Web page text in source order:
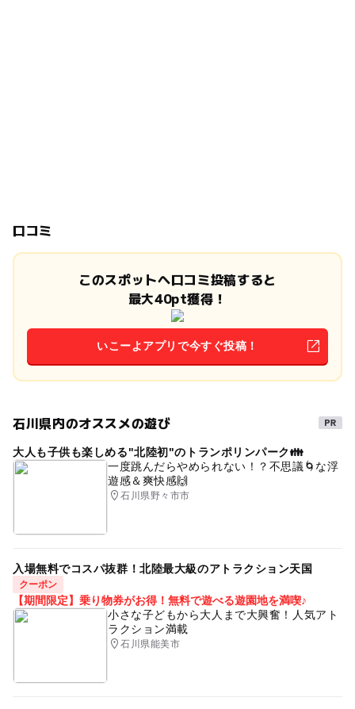
口コミ
このスポットへ口コミ投稿すると
最大40pt獲得！
いこーよアプリで今すぐ投稿！
石川県内のオススメの遊び
大人も子供も楽しめる"北陸初"のトランポリンパーク👪
一度跳んだらやめられない！？不思議🌀な浮
遊感＆爽快感🙌
石川県野々市市
入場無料でコスパ抜群！北陸最大級のアトラクション天国
クーポン
【期間限定】乗り物券がお得！無料で遊べる遊園地を満喫♪
小さな子どもから大人まで大興奮！人気アト
ラクション満載
石川県能美市